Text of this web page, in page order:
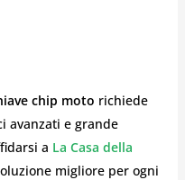
chip moto richiede
avanzati e grande
a La Casa della
migliore per ogni